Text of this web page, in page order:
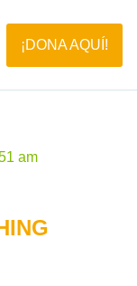
¡DONA AQUÍ!
am